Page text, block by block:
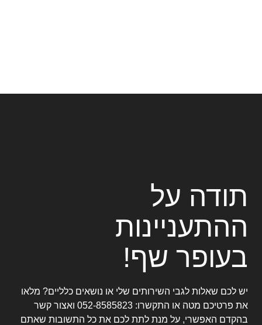
תודה על
ההתעניינות
בעופר שף!
יש לכם שאלות לגבי השירותים שלי או נושאים כלליים? מלאו
את פרטיכם מטה או התקשרו: 052-8585823 ואצור קשר
בהקדם האפשרי, על מנת לתת לכם את כל התשובות שאתם